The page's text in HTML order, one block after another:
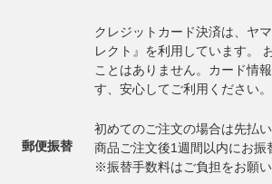
クレジットカード決済は、ヤ
レクト』を利用しています。
ことはありません。カード情
す、安心してご利用ください。
郵便振替
初めてのご注文の場合は先払い
商品ご注文後1週間以内にお振
※振替手数料はご負担をお願い